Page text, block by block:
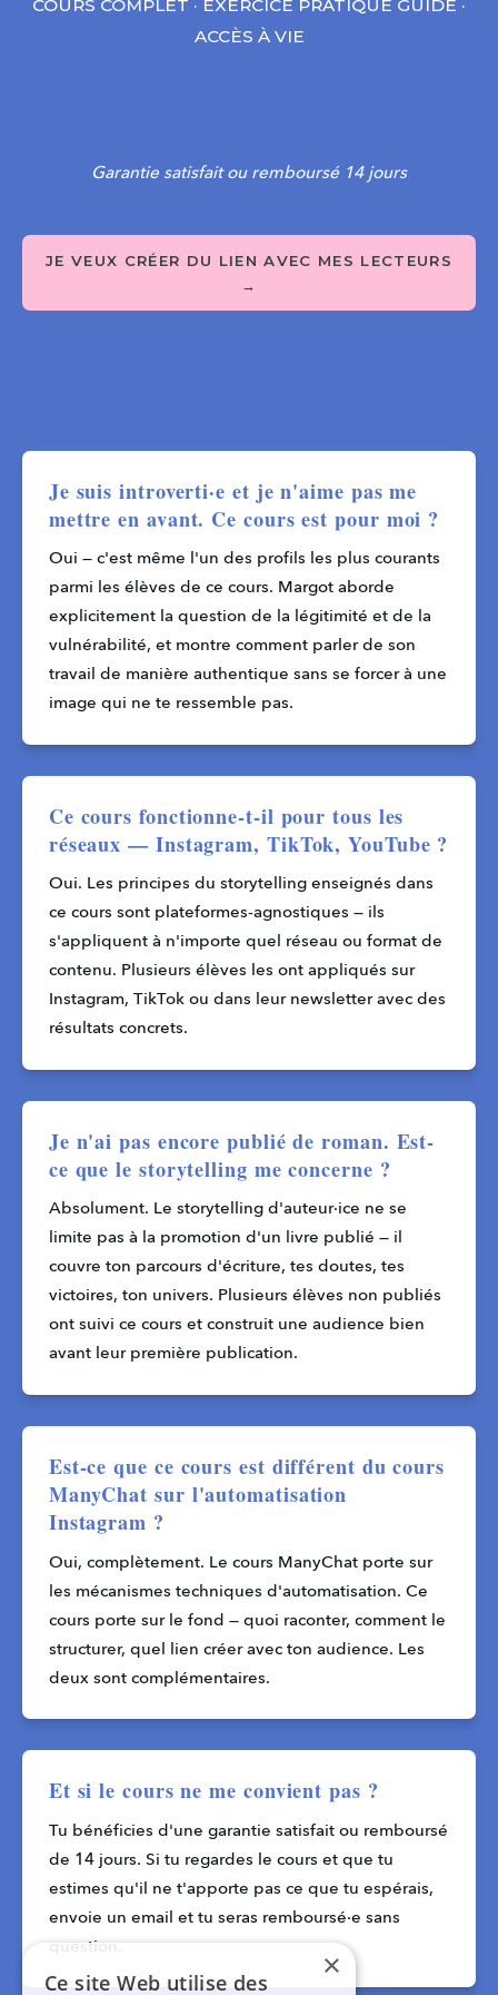
COURS COMPLET · EXERCICE PRATIQUE GUIDÉ ·
ACCÈS À VIE
Garantie satisfait ou remboursé 14 jours
JE VEUX CRÉER DU LIEN AVEC MES LECTEURS
→
Je suis introverti·e et je n'aime pas me
mettre en avant. Ce cours est pour moi ?
Oui — c'est même l'un des profils les plus courants
parmi les élèves de ce cours. Margot aborde
explicitement la question de la légitimité et de la
vulnérabilité, et montre comment parler de son
travail de manière authentique sans se forcer à une
image qui ne te ressemble pas.
Ce cours fonctionne-t-il pour tous les
réseaux — Instagram, TikTok, YouTube ?
Oui. Les principes du storytelling enseignés dans
ce cours sont plateformes-agnostiques — ils
s'appliquent à n'importe quel réseau ou format de
contenu. Plusieurs élèves les ont appliqués sur
Instagram, TikTok ou dans leur newsletter avec des
résultats concrets.
Je n'ai pas encore publié de roman. Est-
ce que le storytelling me concerne ?
Absolument. Le storytelling d'auteur·ice ne se
limite pas à la promotion d'un livre publié — il
couvre ton parcours d'écriture, tes doutes, tes
victoires, ton univers. Plusieurs élèves non publiés
ont suivi ce cours et construit une audience bien
avant leur première publication.
Est-ce que ce cours est différent du cours
ManyChat sur l'automatisation
Instagram ?
Oui, complètement. Le cours ManyChat porte sur
les mécanismes techniques d'automatisation. Ce
cours porte sur le fond — quoi raconter, comment le
structurer, quel lien créer avec ton audience. Les
deux sont complémentaires.
Et si le cours ne me convient pas ?
Tu bénéficies d'une garantie satisfait ou remboursé
de 14 jours. Si tu regardes le cours et que tu
estimes qu'il ne t'apporte pas ce que tu espérais,
envoie un email et tu seras remboursé·e sans
question.
×
Ce site Web utilise des